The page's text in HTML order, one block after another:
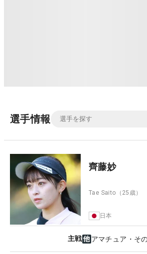
選手情報
齊藤妙
Tae Saito （25歳）
日本
主戦 アマチュア・そ